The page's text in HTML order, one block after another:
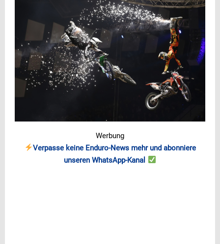
Werbung
Verpasse keine Enduro-News mehr und abonniere
unseren WhatsApp-Kanal